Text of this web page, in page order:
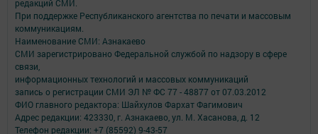
редакций СМИ.
При поддержке Республиканского агентства по печати и массовым
коммуникациям.
Наименование СМИ: Азнакаево
СМИ зарегистрировано Федеральной службой по надзору в сфере
связи,
информационных технологий и массовых коммуникаций
запись о регистрации СМИ ЭЛ № ФС 77 - 48877 от 07.03.2012
ФИО главного редактора: Шайхулов Фархат Фагимович
Адрес редакции: 423330, г. Азнакаево, ул. М. Хасанова, д. 12
Телефон редакции: +7 (85592) 9-43-57